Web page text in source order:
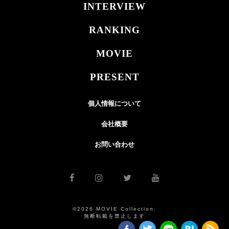
INTERVIEW
RANKING
MOVIE
PRESENT
個人情報について
会社概要
お問い合わせ
©2026 MOVIE Collection.
無断転載を禁止します